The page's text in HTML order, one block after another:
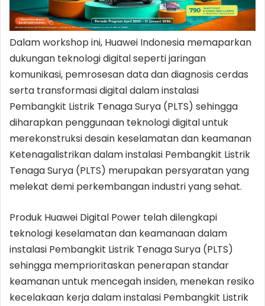
Dalam workshop ini, Huawei Indonesia memaparkan
dukungan teknologi digital seperti jaringan
komunikasi, pemrosesan data dan diagnosis cerdas
serta transformasi digital dalam instalasi
Pembangkit Listrik Tenaga Surya (PLTS) sehingga
diharapkan penggunaan teknologi digital untuk
merekonstruksi desain keselamatan dan keamanan
Ketenagalistrikan dalam instalasi Pembangkit Listrik
Tenaga Surya (PLTS) merupakan persyaratan yang
melekat demi perkembangan industri yang sehat.
Produk Huawei Digital Power telah dilengkapi
teknologi keselamatan dan keamanaan dalam
instalasi Pembangkit Listrik Tenaga Surya (PLTS)
sehingga memprioritaskan penerapan standar
keamanan untuk mencegah insiden, menekan resiko
kecelakaan kerja dalam instalasi Pembangkit Listrik